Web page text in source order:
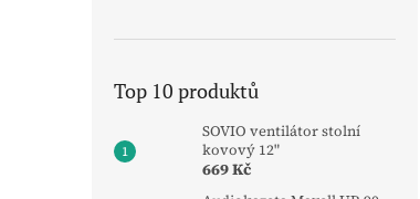
Top 10 produktů
SOVIO ventilátor stolní
kovový 12"
669 Kč